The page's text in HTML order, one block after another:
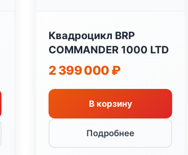
Квадроцикл BRP
COMMANDER 1000 LTD
2 399 000 ₽
В корзину
Подробнее